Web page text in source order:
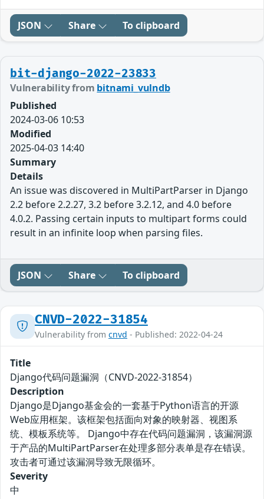
JSON Share To clipboard
bit-django-2022-23833
Vulnerability from bitnami_vulndb
Published
2024-03-06 10:53
Modified
2025-04-03 14:40
Summary
Details
An issue was discovered in MultiPartParser in Django
2.2 before 2.2.27, 3.2 before 3.2.12, and 4.0 before
4.0.2. Passing certain inputs to multipart forms could
result in an infinite loop when parsing files.
JSON Share To clipboard
CNVD-2022-31854
Vulnerability from cnvd - Published: 2022-04-24
Title
Django代码问题漏洞（CNVD-2022-31854）
Description
Django是Django基金会的一套基于Python语言的开源
Web应用框架。该框架包括面向对象的映射器、视图系
统、模板系统等。 Django中存在代码问题漏洞，该漏洞源
于产品的MultiPartParser在处理多部分表单是存在错误。
攻击者可通过该漏洞导致无限循环。
Severity
中